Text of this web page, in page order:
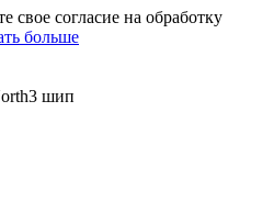
свое согласие на обработку
больше
шип